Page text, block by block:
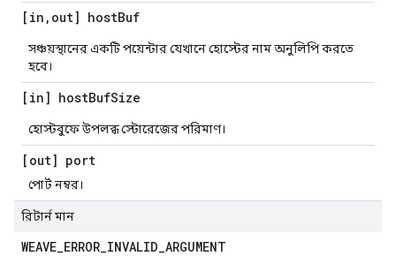
[in , out] hostBuf
সঞ্চয়স্থানের একটি পয়েন্টার যেখানে হোস্টের নাম অনুলিপি করতে
হবে।
[in] hostBufSize
হোস্টবুফে উপলব্ধ স্টোরেজের পরিমাণ।
[out] port
পোর্ট নম্বর।
রিটার্ন মান
WEAVE_ERROR_INVALID_ARGUMENT